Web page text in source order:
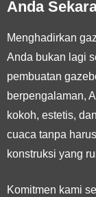
Anda
Menghadirkan
Anda bukan lagi
pembuatan
berpengalaman,
kokoh, estetis,
cuaca tanpa
konstruksi yang
Komitmen kami